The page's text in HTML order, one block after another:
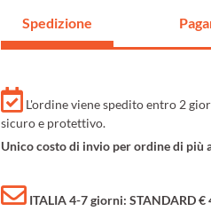
Spedizione
L'ordine viene spedito entro 2
sicuro e protettivo.
Unico costo di invio per ordine di più
ITALIA 4-7 giorni: STANDARD €